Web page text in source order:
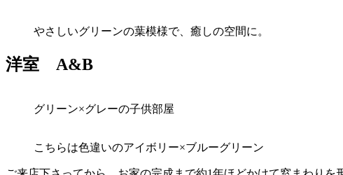
やさしいグリーンの葉模様で、癒しの空間に。
洋室 A&B
グリーン×グレーの子供部屋
こちらは色違いのアイボリー×ブルーグリーン